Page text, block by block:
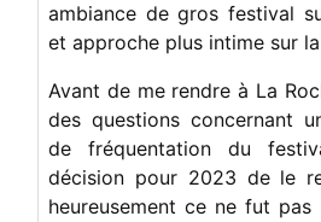
ambiance de gros festival
et approche plus intime sur
Avant de me rendre à La
des questions concernant
de fréquentation du
décision pour 2023 de le
heureusement ce ne fut